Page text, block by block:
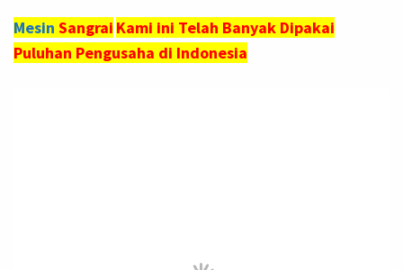
Mesin Sangrai Kami ini Telah Banyak Dipakai
Puluhan Pengusaha di Indonesia